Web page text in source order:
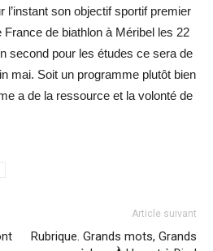
l’instant son objectif sportif premier
de biathlon à Méribel les 22
second pour les études ce sera de
mai. Soit un programme plutôt bien
a de la ressource et la volonté de
Article suivant
Rubrique. Grands mots, Grands